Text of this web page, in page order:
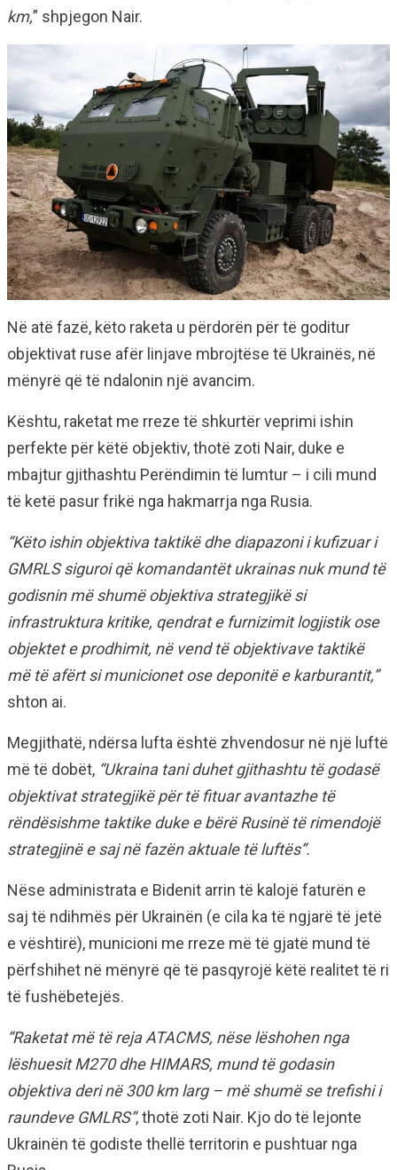
km,” shpjegon Nair.
Në atë fazë, këto raketa u përdorën për të goditur
objektivat ruse afër linjave mbrojtëse të Ukrainës, në
mënyrë që të ndalonin një avancim.
Kështu, raketat me rreze të shkurtër veprimi ishin
perfekte për këtë objektiv, thotë zoti Nair, duke e
mbajtur gjithashtu Perëndimin të lumtur – i cili mund
të ketë pasur frikë nga hakmarrja nga Rusia.
“Këto ishin objektiva taktikë dhe diapazoni i kufizuar i
GMRLS siguroi që komandantët ukrainas nuk mund të
godisnin më shumë objektiva strategjikë si
infrastruktura kritike, qendrat e furnizimit logjistik ose
objektet e prodhimit, në vend të objektivave taktikë
më të afërt si municionet ose deponitë e karburantit,”
shton ai.
Megjithatë, ndërsa lufta është zhvendosur në një luftë
më të dobët, “Ukraina tani duhet gjithashtu të godasë
objektivat strategjikë për të fituar avantazhe të
rëndësishme taktike duke e bërë Rusinë të rimendojë
strategjinë e saj në fazën aktuale të luftës”.
Nëse administrata e Bidenit arrin të kalojë faturën e
saj të ndihmës për Ukrainën (e cila ka të ngjarë të jetë
e vështirë), municioni me rreze më të gjatë mund të
përfshihet në mënyrë që të pasqyrojë këtë realitet të ri
të fushëbetejës.
“Raketat më të reja ATACMS, nëse lëshohen nga
lëshuesit M270 dhe HIMARS, mund të godasin
objektiva deri në 300 km larg – më shumë se trefishi i
raundeve GMLRS”, thotë zoti Nair. Kjo do të lejonte
Ukrainën të godiste thellë territorin e pushtuar nga